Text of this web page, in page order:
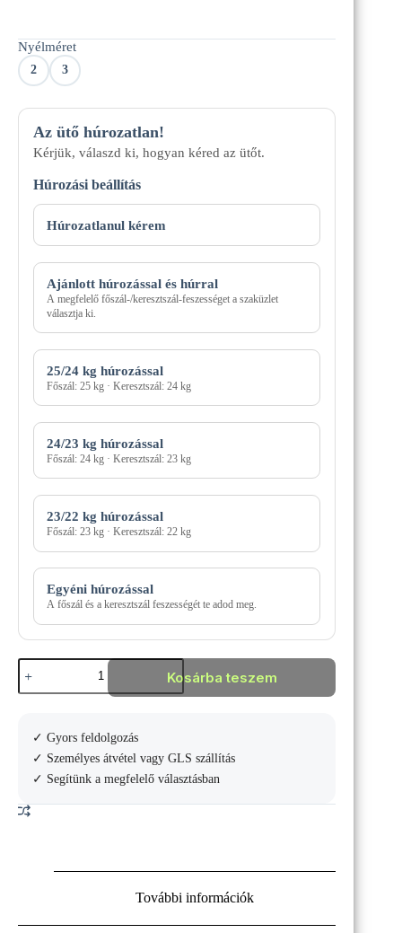
Nyélméret
2 3
Az ütő húrozatlan!
Kérjük, válaszd ki, hogyan kéred az ütőt.
Húrozási beállítás
Húrozási
módHúrozatlanul kérem
Ajánlott húrozással és húrral
A megfelelő főszál-/keresztszál-feszességet a szaküzlet
választja ki.
25/24 kg húrozással
Főszál: 25 kg · Keresztszál: 24 kg
24/23 kg húrozással
Főszál: 24 kg · Keresztszál: 23 kg
23/22 kg húrozással
Főszál: 23 kg · Keresztszál: 22 kg
Egyéni húrozással
A főszál és a keresztszál feszességét te adod meg.
Wilson
Blade
100
Teniszütő
mennyiség
Kosárba teszem
✓ Gyors feldolgozás
✓ Személyes átvétel vagy GLS szállítás
✓ Segítünk a megfelelő választásban
További információk